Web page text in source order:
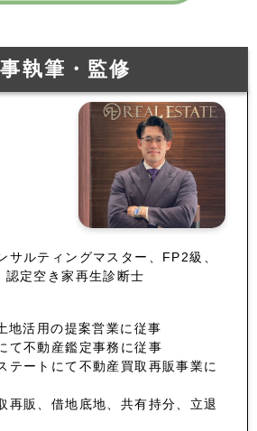
執筆・監修
サルティングマスター、FP2級、
認定空き家再生診断士
地活用の提案営業に従事
て不動産鑑定事務に従事
テートにて不動産買取再販事業に
再販、借地底地、共有持分、立退